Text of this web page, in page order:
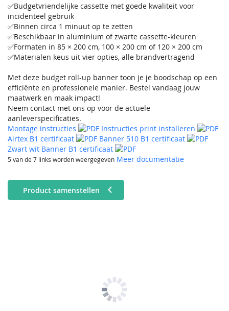
✅Budgetvriendelijke cassette met goede kwaliteit voor
incidenteel gebruik
✅Binnen circa 1 minuut op te zetten
✅Beschikbaar in aluminium of zwarte cassette-kleuren
✅Formaten in 85 × 200 cm, 100 × 200 cm of 120 × 200 cm
✅Materialen keus uit vier opties, alle brandvertragend
Met deze budget roll-up banner toon je je boodschap op een
efficiënte en professionele manier. Bestel vandaag jouw
maatwerk en maak impact!
Neem contact met ons op voor de actuele
aanleverspecificaties.
Montage instructies
Instructies print installeren
Airtex B1 certificaat
Banner 510 B1 certificaat
Zwart wit Banner B1 certificaat
5 van de 7 links worden weergegeven Meer documentatie
Product samenstellen